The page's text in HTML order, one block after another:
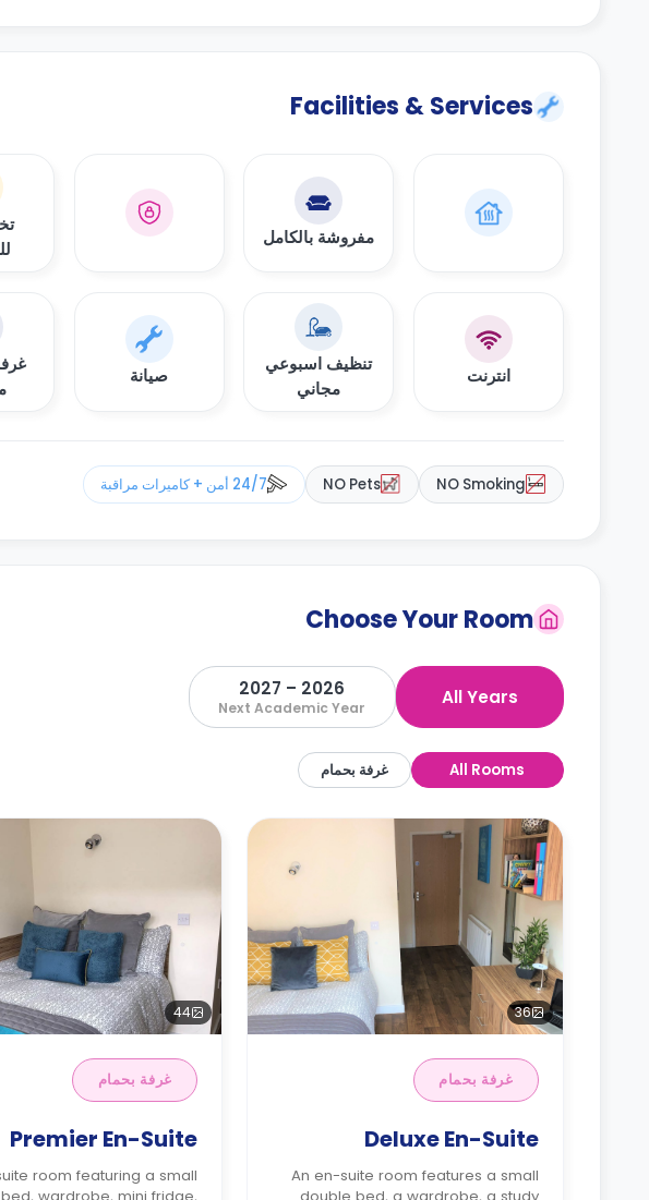
Facilities & Services
مفروشة بالكامل
انترنت
تنظيف اسبوعي
مجاني
صيانة
NO Smoking
NO Pets 24/7 أمن + كاميرات مراقبة
Choose Your Room
All Years
2026 – 2027
Next Academic Year
All Rooms غرفة بحمام
36
غرفة بحمام
Deluxe En-Suite
An en-suite room features a small
double bed, a wardrobe, a study
44
غرفة بحمام
Premier En-Suite
room featuring a small
bed, wardrobe, mini fridge,